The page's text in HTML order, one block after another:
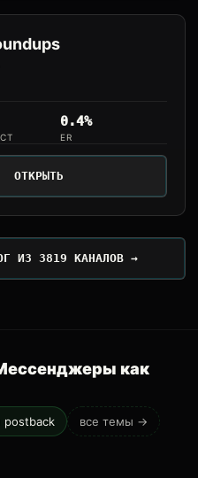
0.4%
ER
ОТКРЫТЬ
ИЗ 3819 КАНАЛОВ →
как
postback все темы →